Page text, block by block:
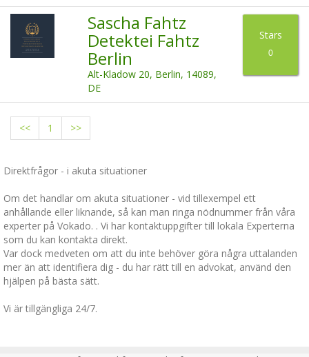
Sascha Fahtz
Detektei Fahtz
Berlin
Alt-Kladow 20, Berlin, 14089,
DE
Stars
0
<< 1 >>
Direktfrågor - i akuta situationer
Om det handlar om akuta situationer - vid tillexempel ett
anhållande eller liknande, så kan man ringa nödnummer från våra
experter på Vokado. . Vi har kontaktuppgifter till lokala Experterna
som du kan kontakta direkt.
Var dock medveten om att du inte behöver göra några uttalanden
mer än att identifiera dig - du har rätt till en advokat, använd den
hjälpen på bästa sätt.
Vi är tillgängliga 24/7.